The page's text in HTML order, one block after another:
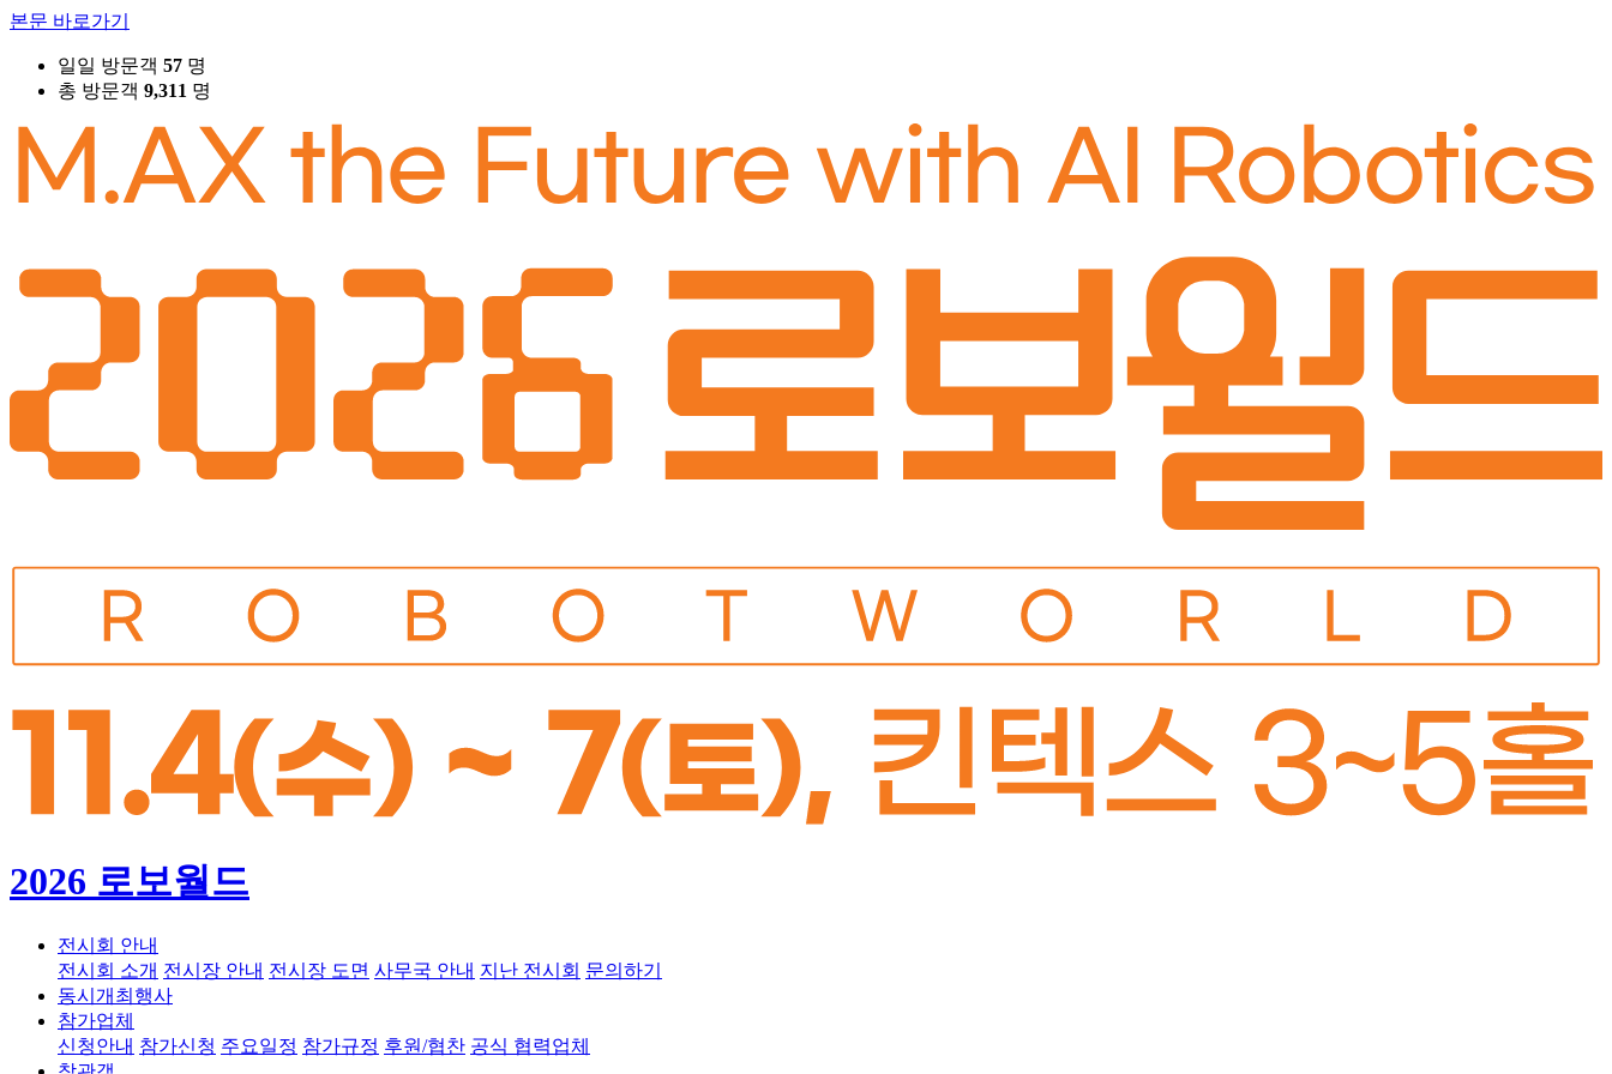
본문 바로가기
일일 방문객 57 명
총 방문객 9,311 명
2026 로보월드
전시회 안내
전시회 소개 전시장 안내 전시장 도면 사무국 안내 지난 전시회 문의하기
동시개최행사
참가업체
신청안내 참가신청 주요일정 참가규정 후원/협찬 공식 협력업체